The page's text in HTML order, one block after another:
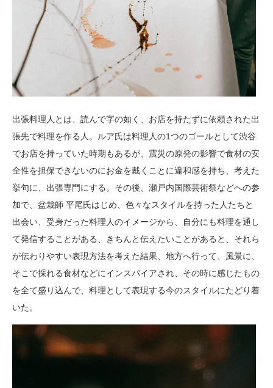
出張料理人とは、読んで字の如く、お店を持たずに依頼された出
張先で料理を作る人。ルア氏は料理人の1つのゴールとして渋谷
でお店を持っていた時期もあるが、震災の原発の影響で食材の安
全性を担保できないのにお金を戴くことに違和感を持ち、考えた
挙句に、出張専門にする。その後、瀬戸内国際芸術祭などへの参
加で、盆栽師 平尾氏はじめ、色々なスタイルを持った人たちと
出会い、受身だった料理人のイメージから、自分にも料理を通し
て発信することがある、きちんと伝えたいことがあると、それら
が伝わりやすい表現方法を考えた結果、地方へ行って、風景に、
そこで採れる食材などにインスパイアされ、その時に感じたもの
を全て盛り込んで、料理として表現する今のスタイルにたどり着
いた。